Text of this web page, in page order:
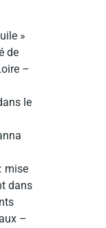
»
de
–
le
mise
dans
–